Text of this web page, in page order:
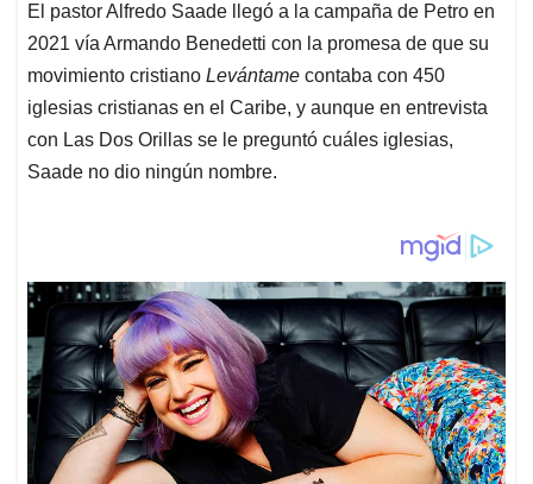
El pastor Alfredo Saade llegó a la campaña de Petro en
2021 vía Armando Benedetti con la promesa de que su
movimiento cristiano Levántame contaba con 450
iglesias cristianas en el Caribe, y aunque en entrevista
con Las Dos Orillas se le preguntó cuáles iglesias,
Saade no dio ningún nombre.